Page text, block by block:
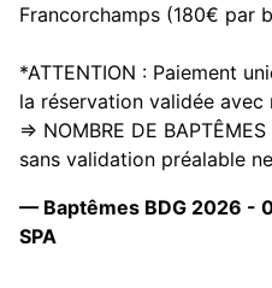
Francorchamps (180€ par
*ATTENTION : Paiement
la réservation validée avec
=> NOMBRE DE
sans validation préalable
— Baptêmes BDG 2026 -
SPA